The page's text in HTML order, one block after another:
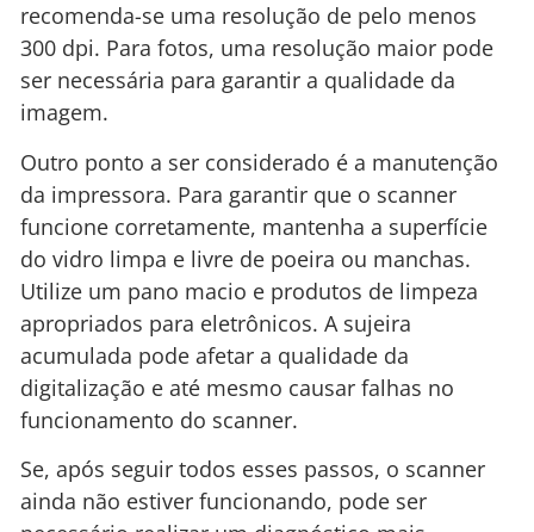
recomenda-se uma resolução de pelo menos
300 dpi. Para fotos, uma resolução maior pode
ser necessária para garantir a qualidade da
imagem.
Outro ponto a ser considerado é a manutenção
da impressora. Para garantir que o scanner
funcione corretamente, mantenha a superfície
do vidro limpa e livre de poeira ou manchas.
Utilize um pano macio e produtos de limpeza
apropriados para eletrônicos. A sujeira
acumulada pode afetar a qualidade da
digitalização e até mesmo causar falhas no
funcionamento do scanner.
Se, após seguir todos esses passos, o scanner
ainda não estiver funcionando, pode ser